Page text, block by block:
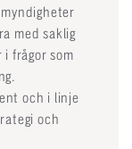
med saklig
frågor som
och i linje
och